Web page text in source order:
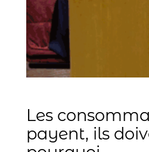
Les
payent, ils